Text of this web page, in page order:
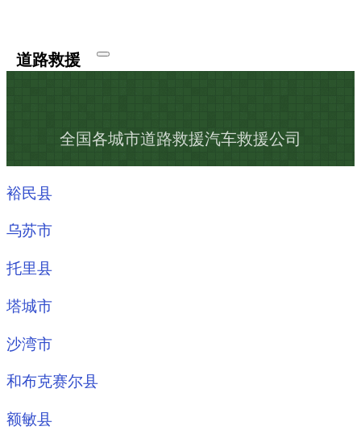
道路救援
全国各城市道路救援汽车救援公司
裕民县
乌苏市
托里县
塔城市
沙湾市
和布克赛尔县
额敏县